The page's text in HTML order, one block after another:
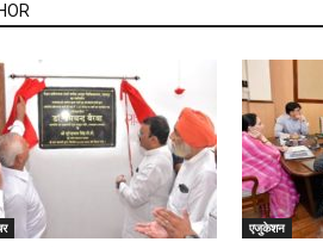
एजुकेशन